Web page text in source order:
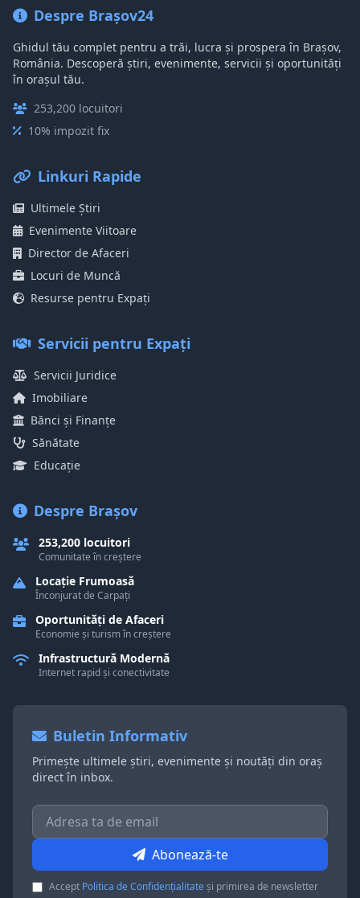
Despre Brașov24
Ghidul tău complet pentru a trăi, lucra și prospera în Brașov,
România. Descoperă știri, evenimente, servicii și oportunități
în orașul tău.
253,200 locuitori
10% impozit fix
Linkuri Rapide
Ultimele Știri
Evenimente Viitoare
Director de Afaceri
Locuri de Muncă
Resurse pentru Expați
Servicii pentru Expați
Servicii Juridice
Imobiliare
Bănci și Finanțe
Sănătate
Educație
Despre Brașov
253,200 locuitori
Comunitate în creștere
Locație Frumoasă
Înconjurat de Carpați
Oportunități de Afaceri
Economie și turism în creștere
Infrastructură Modernă
Internet rapid și conectivitate
Buletin Informativ
Primește ultimele știri, evenimente și noutăți din oraș
direct în inbox.
Abonează-te
Accept Politica de Confidențialitateși primirea de newsletter